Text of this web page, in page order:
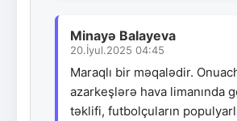
Minayə Balayeva
20.İyul.2025 04:45
Maraqlı bir məqalədir.
azarkeşlərə hava limanında
təklifi, futbolçuların